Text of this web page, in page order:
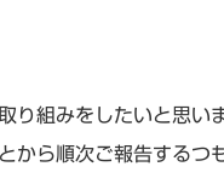
り組みをしたいと思い
から順次ご報告するつ